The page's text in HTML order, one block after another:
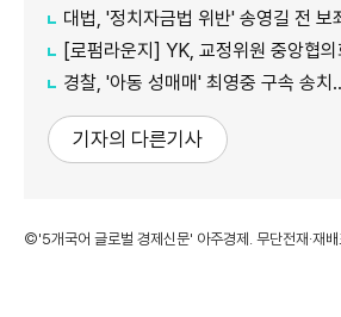
대법, '정치자금법 위반' 송영길 전 보
[로펌라운지] YK, 교정위원 중앙협의회와 MOU…수
경찰, '아동 성매매' 최영중 구속 송치
기자의 다른기사
©'5개국어 글로벌 경제신문' 아주경제. 무단전재·재배